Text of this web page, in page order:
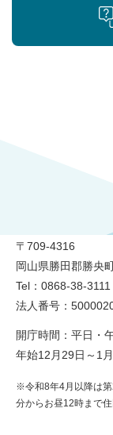
〒709-4316
岡山県勝田郡勝央
Tel：0868-38-
法人番号：
開庁時間：平日・
年始12月29日～1月
※令和8年4月以降は
分からお昼12時まで